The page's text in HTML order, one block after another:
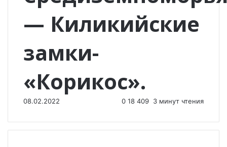
— Киликийские
замки-
«Корикос».
08.02.2022 0 18 409 3 минут чтения